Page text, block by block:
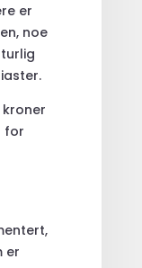
er
noe
for
er